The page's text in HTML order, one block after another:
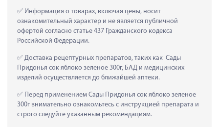
Информация о товарах, включая цены, носит
ознакомительный характер и не является публичной
офертой согласно статье 437 Гражданского кодекса
Российской Федерации.
Доставка рецептурных препаратов, таких как  Сады
Придонья сок яблоко зеленое 300г, БАД и медицинских
изделий осуществляется до ближайшей аптеки.
Перед применением Сады Придонья сок яблоко зеленое
300г внимательно ознакомьтесь с инструкцией препарата и
строго следуйте указанным рекомендациям.